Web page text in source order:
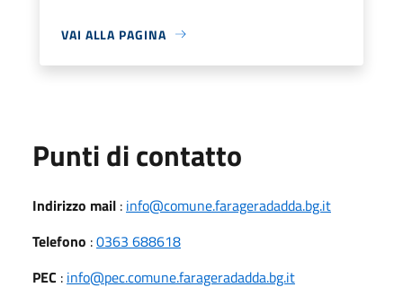
VAI ALLA PAGINA
Punti di contatto
Indirizzo mail : info@comune.farageradadda.bg.it
Telefono :0363 688618
PEC : info@pec.comune.farageradadda.bg.it